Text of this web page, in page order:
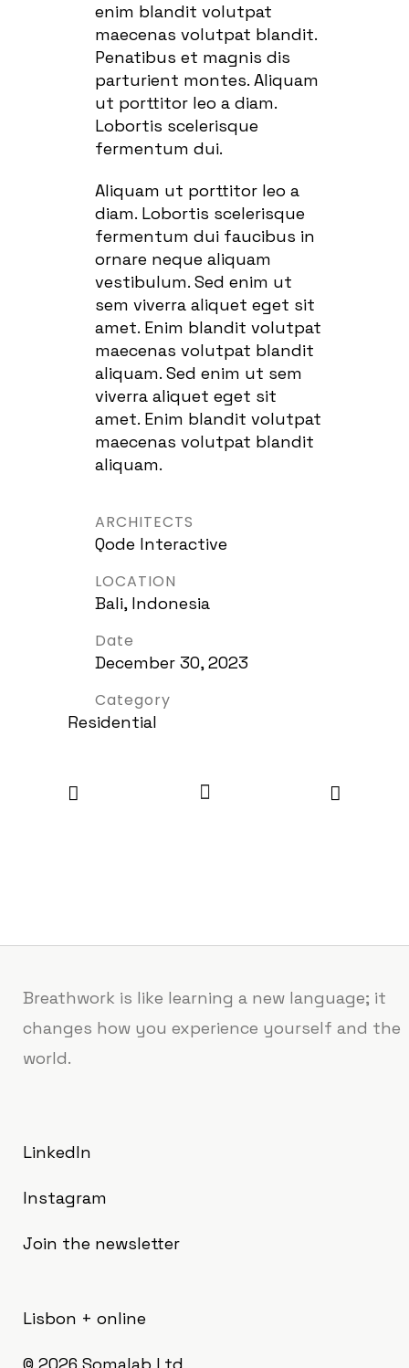
enim blandit volutpat
maecenas volutpat blandit.
Penatibus et magnis dis
parturient montes. Aliquam
ut porttitor leo a diam.
Lobortis scelerisque
fermentum dui.
Aliquam ut porttitor leo a
diam. Lobortis scelerisque
fermentum dui faucibus in
ornare neque aliquam
vestibulum. Sed enim ut
sem viverra aliquet eget sit
amet. Enim blandit volutpat
maecenas volutpat blandit
aliquam. Sed enim ut sem
viverra aliquet eget sit
amet. Enim blandit volutpat
maecenas volutpat blandit
aliquam.
ARCHITECTS
Qode Interactive
LOCATION
Bali, Indonesia
Date
December 30, 2023
Category
Residential
Breathwork is like learning a new language; it
changes how you experience yourself and the
world.
LinkedIn
Instagram
Join the newsletter
Lisbon + online